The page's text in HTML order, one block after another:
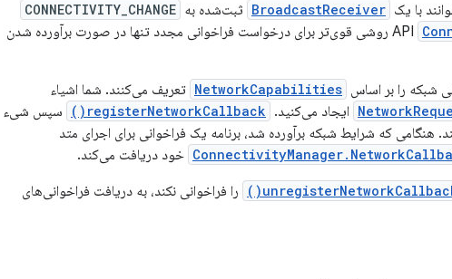
با یک BroadcastReceiver ثبت‌شده به CONNECTIVITY_CHANGE
روشی قوی‌تر برای درخواست فراخوانی مجدد تنها در صورت برآورده شدن
شبکه را بر اساس NetworkCapabilities تعریف می‌کنند. شما اشیاء
ایجاد می‌کنید. registerNetworkCallback() سپس شیء
هنگامی که شرایط شبکه برآورده شد، برنامه یک فراخوانی برای اجرای متد
خود دریافت می‌کند.
را فراخوانی نکند، به دریافت فراخوانی‌های